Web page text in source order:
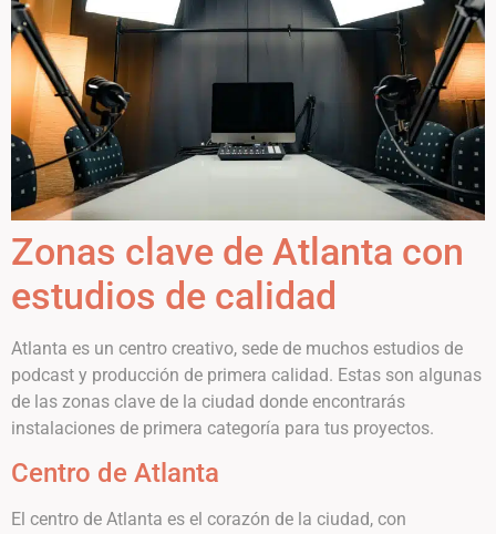
Zonas clave de Atlanta con
estudios de calidad
Atlanta es un centro creativo, sede de muchos estudios de
podcast y producción de primera calidad. Estas son algunas
de las zonas clave de la ciudad donde encontrarás
instalaciones de primera categoría para tus proyectos.
Centro de Atlanta
El centro de Atlanta es el corazón de la ciudad, con